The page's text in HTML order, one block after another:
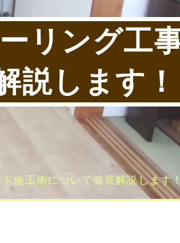
リング工
説します！
施工術について徹底解説します！